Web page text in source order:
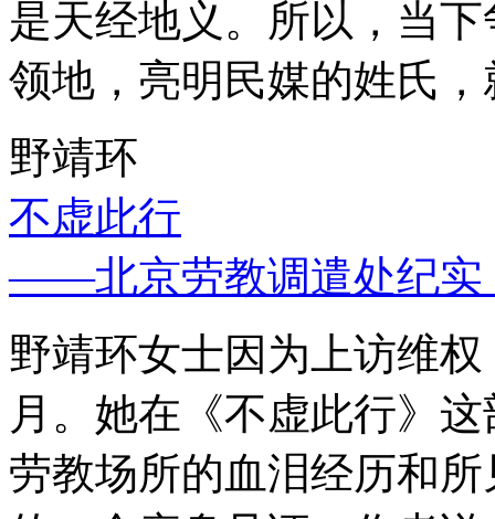
是天经地义。所以，当
领地，亮明民媒的姓氏
野靖环
不虚此行
——北京劳教调遣处纪实
野靖环女士因为上访维
月。她在《不虚此行》
劳教场所的血泪经历和